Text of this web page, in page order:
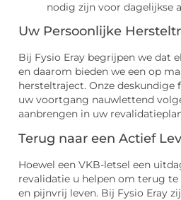
nodig zijn voor dagelijkse
Uw Persoonlijke
Bij Fysio Eray begrijpen we dat
en daarom bieden we een op
hersteltraject. Onze deskundige
uw voortgang nauwlettend
aanbrengen in uw
Terug naar een Actief
Hoewel een VKB-letsel een
revalidatie u helpen om terug te
en pijnvrij leven. Bij Fysio Eray